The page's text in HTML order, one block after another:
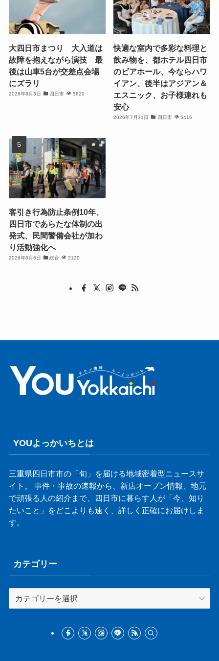
大四日市まつり 大入道は
故障を抱えながら演技 最
後は山車5台が交差点会場
にズラリ
2026年8月3日 四日市 5820
快適な室内で多彩な料理と
飲み物を、都ホテル四日市
のビアホール、今ならハワ
イアン、後半はアジアン＆
エスニック、お子様連れも
安心
2026年7月31日 四日市 5416
客引き行為防止条例10年、
四日市であらたな体制の出
発式、民間警備会社が加わ
り活動強化へ
2026年8月6日 総合 3120
YOUよっかいちとは
三重県四日市市の「旬」を届ける地域密着型ニュースサ
イト。 事件・事故の速報から、新店オープン情報、地元
で頑張る人の紹介まで、四日市に暮らす人が「今、知り
たいこと」をどこよりも速く、詳しく正確にお届けしま
す。
カテゴリー
テ